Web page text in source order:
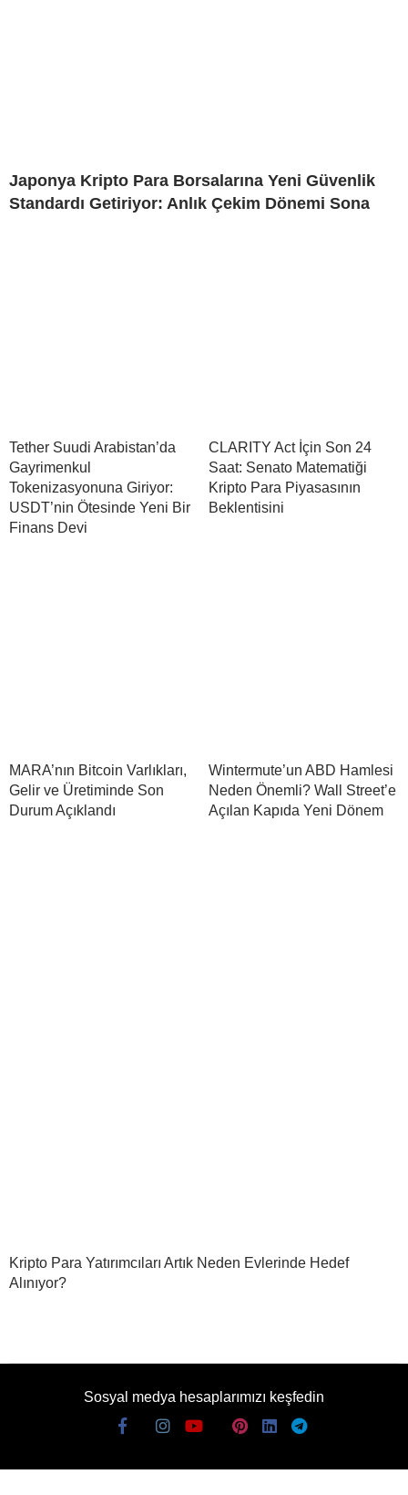
Japonya Kripto Para Borsalarına Yeni Güvenlik
Standardı Getiriyor: Anlık Çekim Dönemi Sona
Tether Suudi Arabistan’da
Gayrimenkul
Tokenizasyonuna Giriyor:
USDT’nin Ötesinde Yeni Bir
Finans Devi
CLARITY Act İçin Son 24
Saat: Senato Matematiği
Kripto Para Piyasasının
Beklentisini
MARA’nın Bitcoin Varlıkları,
Gelir ve Üretiminde Son
Durum Açıklandı
Wintermute’un ABD Hamlesi
Neden Önemli? Wall Street’e
Açılan Kapıda Yeni Dönem
Kripto Para Yatırımcıları Artık Neden Evlerinde Hedef
Alınıyor?
Sosyal medya hesaplarımızı keşfedin